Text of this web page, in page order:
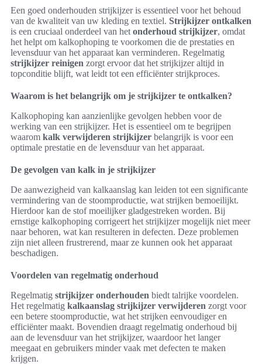
Een goed onderhouden strijkijzer is essentieel voor het behoud
van de kwaliteit van uw kleding en textiel. Strijkijzer ontkalken
is een cruciaal onderdeel van het onderhoud strijkijzer, omdat
het helpt om kalkophoping te voorkomen die de prestaties en
levensduur van het apparaat kan verminderen. Regelmatig
strijkijzer reinigen zorgt ervoor dat het strijkijzer altijd in
topconditie blijft, wat leidt tot een efficiënter strijkproces.
Waarom is het belangrijk om je strijkijzer te ontkalken?
Kalkophoping kan aanzienlijke gevolgen hebben voor de
werking van een strijkijzer. Het is essentieel om te begrijpen
waarom kalk verwijderen strijkijzer belangrijk is voor een
optimale prestatie en de levensduur van het apparaat.
De gevolgen van kalk in je strijkijzer
De aanwezigheid van kalkaanslag kan leiden tot een significante
vermindering van de stoomproductie, wat strijken bemoeilijkt.
Hierdoor kan de stof moeilijker gladgestreken worden. Bij
ernstige kalkophoping corrigeert het strijkijzer mogelijk niet meer
naar behoren, wat kan resulteren in defecten. Deze problemen
zijn niet alleen frustrerend, maar ze kunnen ook het apparaat
beschadigen.
Voordelen van regelmatig onderhoud
Regelmatig strijkijzer onderhouden biedt talrijke voordelen.
Het regelmatig kalkaanslag strijkijzer verwijderen zorgt voor
een betere stoomproductie, wat het strijken eenvoudiger en
efficiënter maakt. Bovendien draagt regelmatig onderhoud bij
aan de levensduur van het strijkijzer, waardoor het langer
meegaat en gebruikers minder vaak met defecten te maken
krijgen.